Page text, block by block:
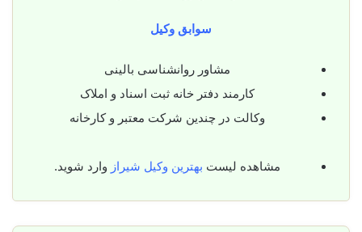
سوابق وکیل
مشاور روانشناسی بالینی
کارمند دفتر خانه ثبت اسناد و املاک
وکالت در چندین شرکت معتبر و کارخانه
مشاهده لیست بهترین وکیل شیراز وارد شوید.